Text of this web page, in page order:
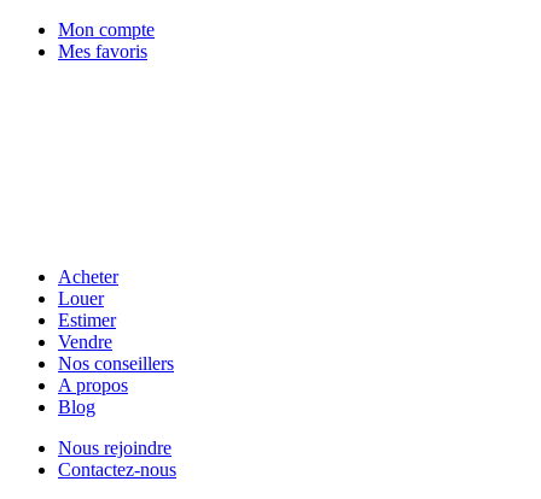
Mon compte
Mes favoris
Acheter
Louer
Estimer
Vendre
Nos conseillers
A propos
Blog
Nous rejoindre
Contactez-nous